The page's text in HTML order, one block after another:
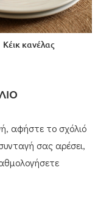
Κέικ κανέλας
αφήστε το σχόλιό
σας αρέσει,